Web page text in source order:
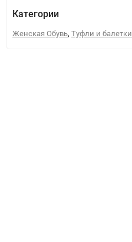
Категории
Женская Обувь, Туфли и балетки